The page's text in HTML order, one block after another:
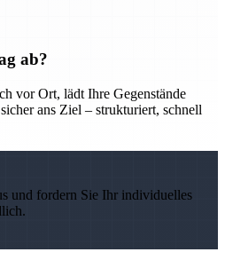
ab?
vor Ort, lädt Ihre Gegenstände
ans Ziel – strukturiert, schnell
und fordern Sie Ihr individuelles